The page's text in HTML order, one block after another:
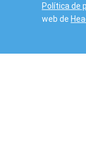
Política de
web de